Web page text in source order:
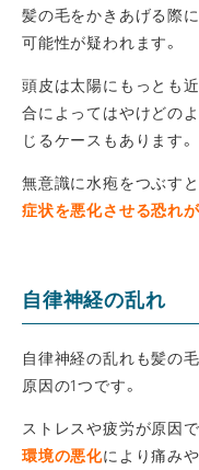
髪の毛をかきあげる際
可能性が疑われます。
頭皮は太陽にもっとも
合によってはやけどのよ
じるケースもあります。
無意識に水疱をつぶす
症状を悪化させる恐れ
自律神経の乱れ
自律神経の乱れも髪の
原因の1つです。
ストレスや疲労が原因
環境の悪化により痛み